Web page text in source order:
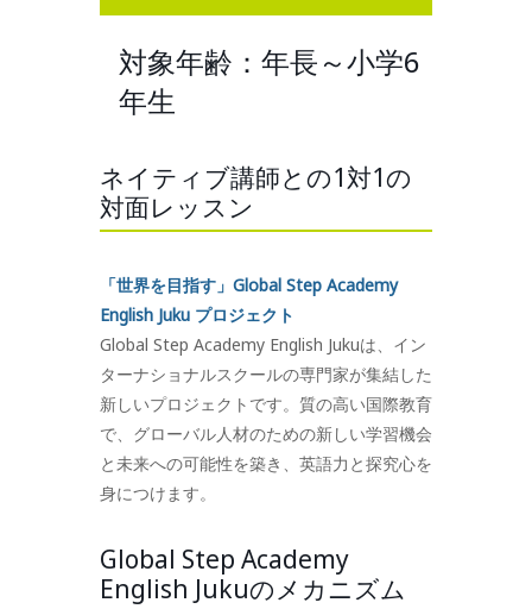
対象年齢：年長～小学6
年生
ネイティブ講師との1対1の
対面レッスン
「世界を目指す」Global Step Academy
English Juku プロジェクト
Global Step Academy English Jukuは、イン
ターナショナルスクールの専門家が集結した
新しいプロジェクトです。質の高い国際教育
で、グローバル人材のための新しい学習機会
と未来への可能性を築き、英語力と探究心を
身につけます。
Global Step Academy
English Jukuのメカニズム